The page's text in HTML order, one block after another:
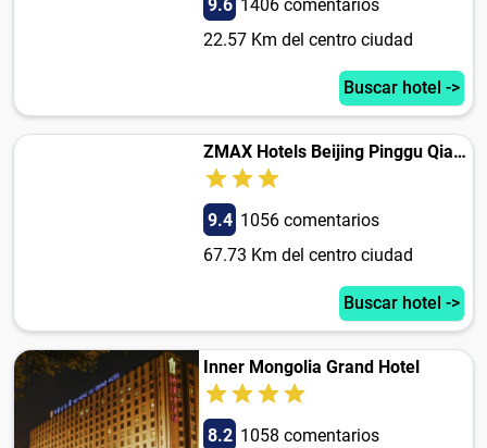
9.6 1406 comentarios
22.57 Km del centro ciudad
Buscar hotel ->
ZMAX Hotels Beijing Pinggu Qianlima Huandao
9.4 1056 comentarios
67.73 Km del centro ciudad
Buscar hotel ->
Inner Mongolia Grand Hotel
8.2 1058 comentarios